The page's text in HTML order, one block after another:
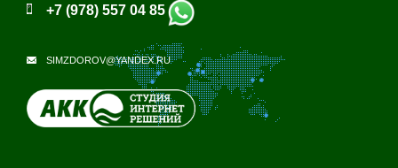
+7 (978) 557 04 85
SIMZDOROV@YANDEX.RU